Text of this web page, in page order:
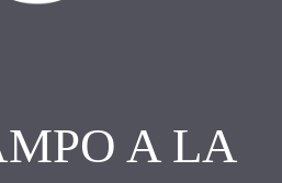
A LA